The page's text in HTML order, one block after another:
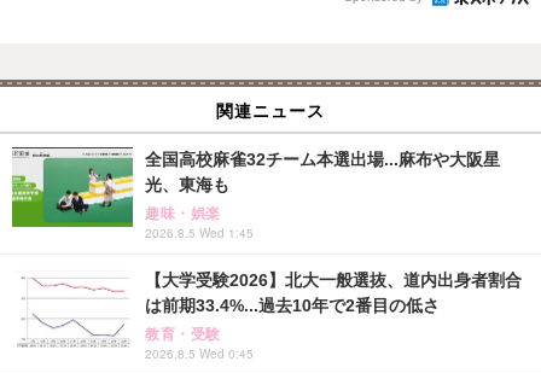
関連ニュース
全国高校麻雀32チーム本選出場...麻布や大阪星
光、東海も
趣味・娯楽
2026.8.5 Wed 1:45
【大学受験2026】北大一般選抜、道内出身者割合
は前期33.4%...過去10年で2番目の低さ
教育・受験
2026.8.5 Wed 0:45